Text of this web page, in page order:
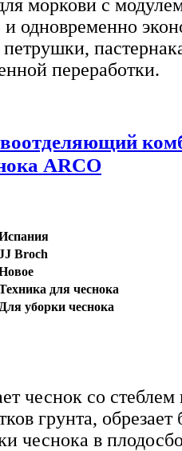
моркови с
и одновременно
переработки.
ARCO
Broch
для чеснока
Для уборки чеснока
чеснок со
грунта,
чеснока в